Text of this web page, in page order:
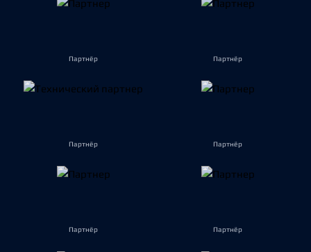
Партнёр Партнёр
Партнёр Партнёр
Партнёр Партнёр